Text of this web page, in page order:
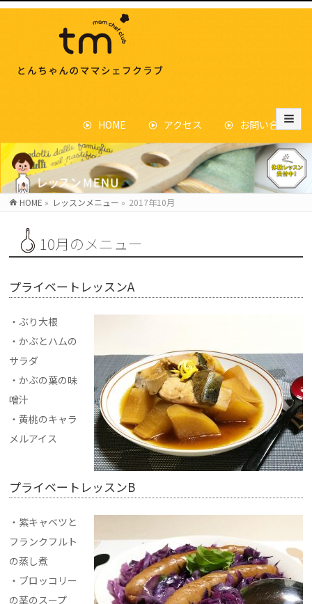
HOME アクセス お問い合わせ
HOME » レッスンメニュー » 2017年10月
10月のメニュー
プライベートレッスンA
・ぶり大根
・かぶとハムの
サラダ
・かぶの葉の味
噌汁
・黄桃のキャラ
メルアイス
プライベートレッスンB
・紫キャベツと
フランクフルト
の蒸し煮
・ブロッコリー
の茎のスープ